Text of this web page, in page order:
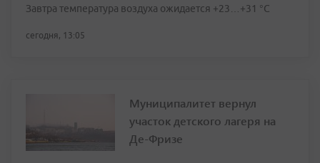
Завтра температура воздуха ожидается +23…+31 °C
сегодня, 13:05
Муниципалитет вернул
участок детского лагеря на
Де-Фризе